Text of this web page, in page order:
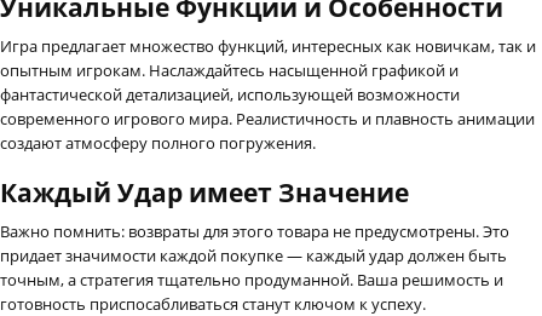
Уникальные Функции и Особенности
Игра предлагает множество функций, интересных как новичкам, так и
опытным игрокам. Наслаждайтесь насыщенной графикой и
фантастической детализацией, использующей возможности
современного игрового мира. Реалистичность и плавность анимации
создают атмосферу полного погружения.
Каждый Удар имеет Значение
Важно помнить: возвраты для этого товара не предусмотрены. Это
придает значимости каждой покупке — каждый удар должен быть
точным, а стратегия тщательно продуманной. Ваша решимость и
готовность приспосабливаться станут ключом к успеху.